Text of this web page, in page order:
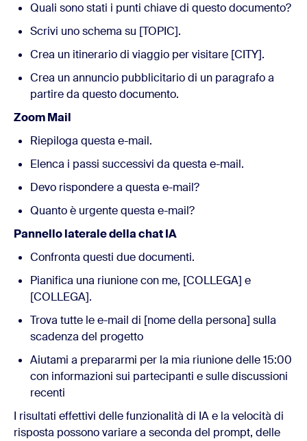
Quali sono stati i punti chiave di questo documento?
Scrivi uno schema su [TOPIC].
Crea un itinerario di viaggio per visitare [CITY].
Crea un annuncio pubblicitario di un paragrafo a
partire da questo documento.
Zoom Mail
Riepiloga questa e-mail.
Elenca i passi successivi da questa e-mail.
Devo rispondere a questa e-mail?
Quanto è urgente questa e-mail?
Pannello laterale della chat IA
Confronta questi due documenti.
Pianifica una riunione con me, [COLLEGA] e
[COLLEGA].
Trova tutte le e-mail di [nome della persona] sulla
scadenza del progetto
Aiutami a prepararmi per la mia riunione delle 15:00
con informazioni sui partecipanti e sulle discussioni
recenti
I risultati effettivi delle funzionalità di IA e la velocità di
risposta possono variare a seconda del prompt, delle